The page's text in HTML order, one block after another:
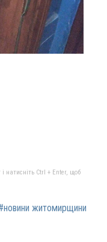
натисніть Ctrl + Enter, щоб
житомирщини